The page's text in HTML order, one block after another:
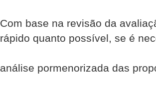
Com base na revisão da
rápido quanto possível, se é
análise pormenorizada das